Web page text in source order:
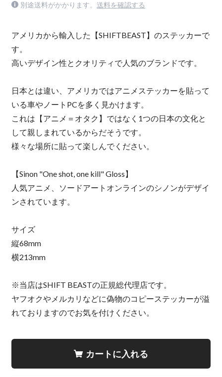
別途送料がかかります。 送料を確認する
アメリカから輸入した【SHIFTBEAST】のステッカーで
す。
高いデザイン性とクオリティで人気のブランドです。
日本とは違い、アメリカではアニメステッカーを貼って
いる車やノートPCを多く見かけます。
これは【アニメ＝オタク】ではなく1つの日本の文化と
して親しまれているからだそうです。
様々な場所に貼って楽しんでください。
【Sinon "One shot, one kill" Gloss】
人気アニメ、ソードアートオンラインのシノンがデザイ
ンされています。
サイズ
縦68mm
横213mm
※当店はSHIFT BEASTの正規総代理店です。
ヤフオクやメルカリなどに偽物のコピーステッカーが溢
れておりますのでお気を付けください。
カートに入れる